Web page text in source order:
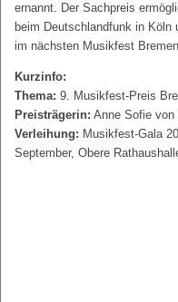
ernannt. Der Sachpreis
beim Deutschlandfunk in Köln
im nächsten Musikfest
Kurzinfo:
Thema: 9. Musikfest-Preis
Preisträgerin: Anne Sofie
Verleihung: Musikfest-Gala
September, Obere